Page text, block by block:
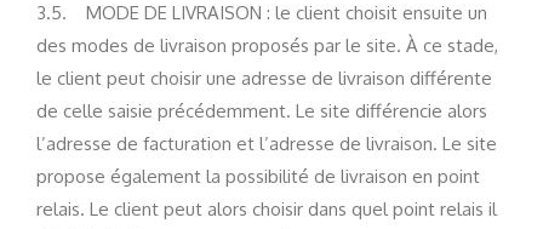
3.5. MODE DE LIVRAISON : le client choisit ensuite un
des modes de livraison proposés par le site. À ce stade,
le client peut choisir une adresse de livraison différente
de celle saisie précédemment. Le site différencie alors
l’adresse de facturation et l’adresse de livraison. Le site
propose également la possibilité de livraison en point
relais. Le client peut alors choisir dans quel point relais il